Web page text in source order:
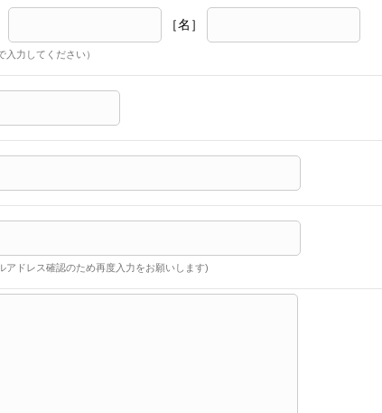
［名］
入力してください）
アドレス確認のため再度入力をお願いします)